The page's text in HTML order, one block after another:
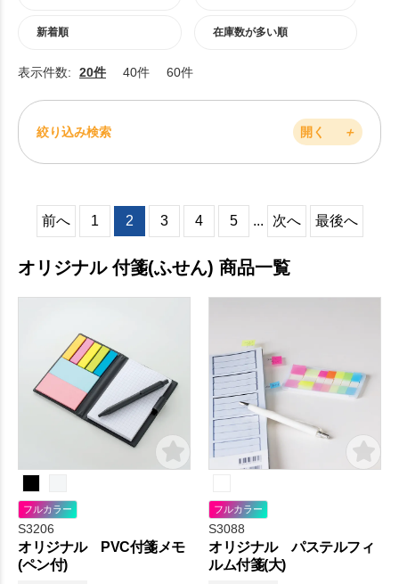
新着順 在庫数が多い順
表示件数: 20件 40件 60件
絞り込み検索 開く ＋
前へ 1 2 3 4 5 ... 次へ 最後へ
オリジナル 付箋(ふせん) 商品一覧
フルカラー
S3206
オリジナル PVC付箋メモ
(ペン付)
フルカラー
S3088
オリジナル パステルフィ
ルム付箋(大)